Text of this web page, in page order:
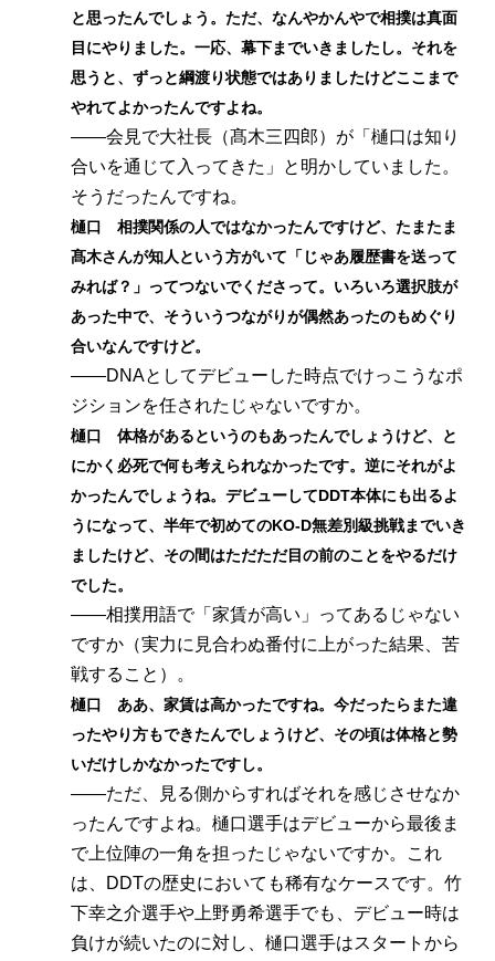
と思ったんでしょう。ただ、なんやかんやで相撲は真面
目にやりました。一応、幕下までいきましたし。それを
思うと、ずっと綱渡り状態ではありましたけどここまで
やれてよかったんですよね。
――会見で大社長（髙木三四郎）が「樋口は知り
合いを通じて入ってきた」と明かしていました。
そうだったんですね。
樋口 相撲関係の人ではなかったんですけど、たまたま
髙木さんが知人という方がいて「じゃあ履歴書を送って
みれば？」ってつないでくださって。いろいろ選択肢が
あった中で、そういうつながりが偶然あったのもめぐり
合いなんですけど。
――DNAとしてデビューした時点でけっこうなポ
ジションを任されたじゃないですか。
樋口 体格があるというのもあったんでしょうけど、と
にかく必死で何も考えられなかったです。逆にそれがよ
かったんでしょうね。デビューしてDDT本体にも出るよ
うになって、半年で初めてのKO-D無差別級挑戦までいき
ましたけど、その間はただただ目の前のことをやるだけ
でした。
――相撲用語で「家賃が高い」ってあるじゃない
ですか（実力に見合わぬ番付に上がった結果、苦
戦すること）。
樋口 ああ、家賃は高かったですね。今だったらまた違
ったやり方もできたんでしょうけど、その頃は体格と勢
いだけしかなかったですし。
――ただ、見る側からすればそれを感じさせなか
ったんですよね。樋口選手はデビューから最後ま
で上位陣の一角を担ったじゃないですか。これ
は、DDTの歴史においても稀有なケースです。竹
下幸之介選手や上野勇希選手でも、デビュー時は
負けが続いたのに対し、樋口選手はスタートから